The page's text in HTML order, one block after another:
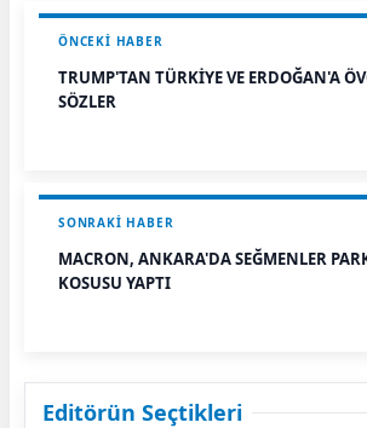
ÖNCEKI HABER
TRUMP'TAN TÜRKİYE VE ERDOĞAN'A
SÖZLER
SONRAKI HABER
MACRON, ANKARA'DA SEĞMENLER
KOŞUSU YAPTI
Editörün Seçtikleri